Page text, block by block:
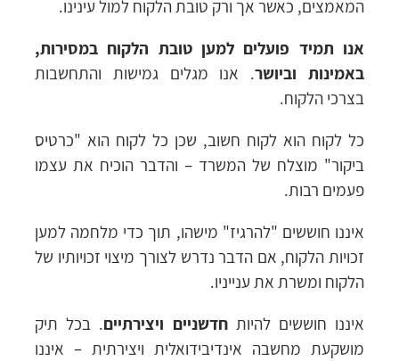
המאמצים, כאשר אך ורק טובת הלקוח למול עינינו.
אנו תמיד פועלים למען טובת הלקוח במסירות,
באמינות וביושר. אנו מגלים גמישות והתחשבות
בצרכי הלקוח.
כל לקוח הוא לקוח חשוב, שכן כל לקוח הוא "כרטיס
ביקור" מוצלח של המשרד – והדבר הוכיח את עצמו
פעמים רבות.
איננו חוששים "להרגיז" מישהו, תוך כדי מלחמה למען
זכויות הלקוח, אם הדבר נדרש לצורך מיצוי זכויותיו של
הלקוח ומשרת את ענייניו.
איננו חוששים להיותחדשניים ויצירתיים. בכל תיק
מושקעת מחשבה אינדיבידואלית ויצירתית – איננו